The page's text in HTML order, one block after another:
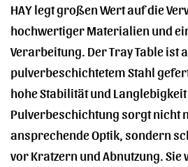
HAY legt großen Wert auf die
hochwertiger Materialien und
Verarbeitung. Der Tray Table ist
pulverbeschichtetem Stahl
hohe Stabilität und
Pulverbeschichtung sorgt nicht
ansprechende Optik, sondern
vor Kratzern und Abnutzung. Sie